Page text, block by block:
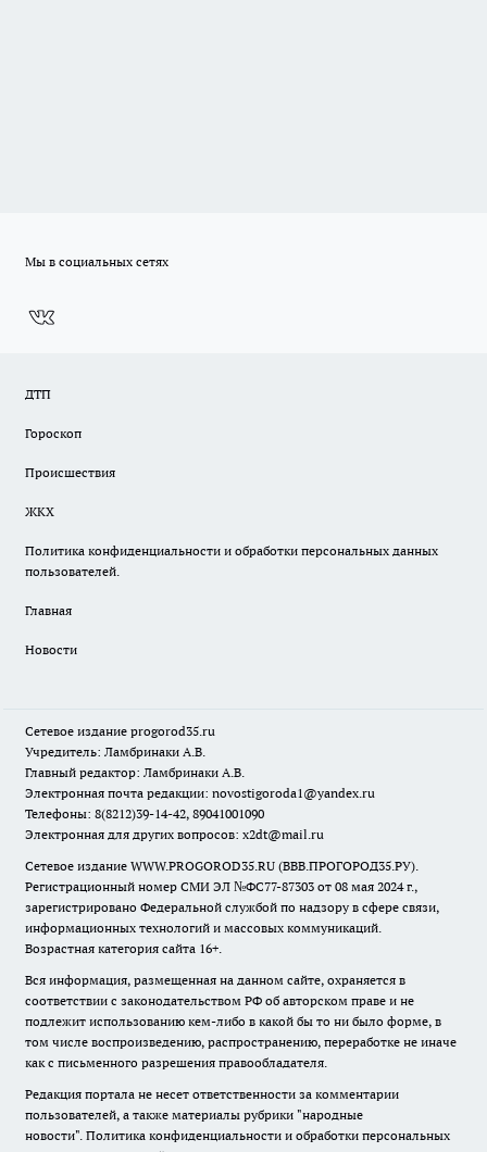
Мы в социальных сетях
ДТП
Гороскоп
Происшествия
ЖКХ
Политика конфиденциальности и обработки персональных данных
пользователей.
Главная
Новости
Сетевое издание progorod35.ru
Учредитель: Ламбринаки А.В.
Главный редактор: Ламбринаки А.В.
Электронная почта редакции: novostigoroda1@yandex.ru
Телефоны: 8(8212)39-14-42, 89041001090
Электронная для других вопросов: x2dt@mail.ru
Сетевое издание WWW.PROGOROD35.RU (ВВВ.ПРОГОРОД35.РУ).
Регистрационный номер СМИ ЭЛ №ФС77-87303 от 08 мая 2024 г.,
зарегистрировано Федеральной службой по надзору в сфере связи,
информационных технологий и массовых коммуникаций.
Возрастная категория сайта 16+.
Вся информация, размещенная на данном сайте, охраняется в
соответствии с законодательством РФ об авторском праве и не
подлежит использованию кем-либо в какой бы то ни было форме, в
том числе воспроизведению, распространению, переработке не иначе
как с письменного разрешения правообладателя.
Редакция портала не несет ответственности за комментарии
пользователей, а также материалы рубрики "народные
новости". Политика конфиденциальности и обработки персональных